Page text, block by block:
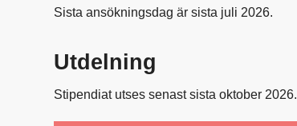
Sista ansökningsdag är sista juli 2026.
Utdelning
Stipendiat utses senast sista oktober 2026.